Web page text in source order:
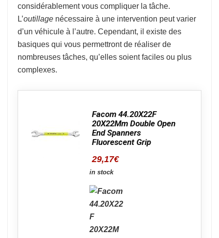
considérablement vous compliquer la tâche.
L’outillage nécessaire à une intervention peut varier
d’un véhicule à l’autre. Cependant, il existe des
basiques qui vous permettront de réaliser de
nombreuses tâches, qu’elles soient faciles ou plus
complexes.
Facom 44.20X22F
20X22Mm Double Open
End Spanners
Fluorescent Grip
29,17€
in stock